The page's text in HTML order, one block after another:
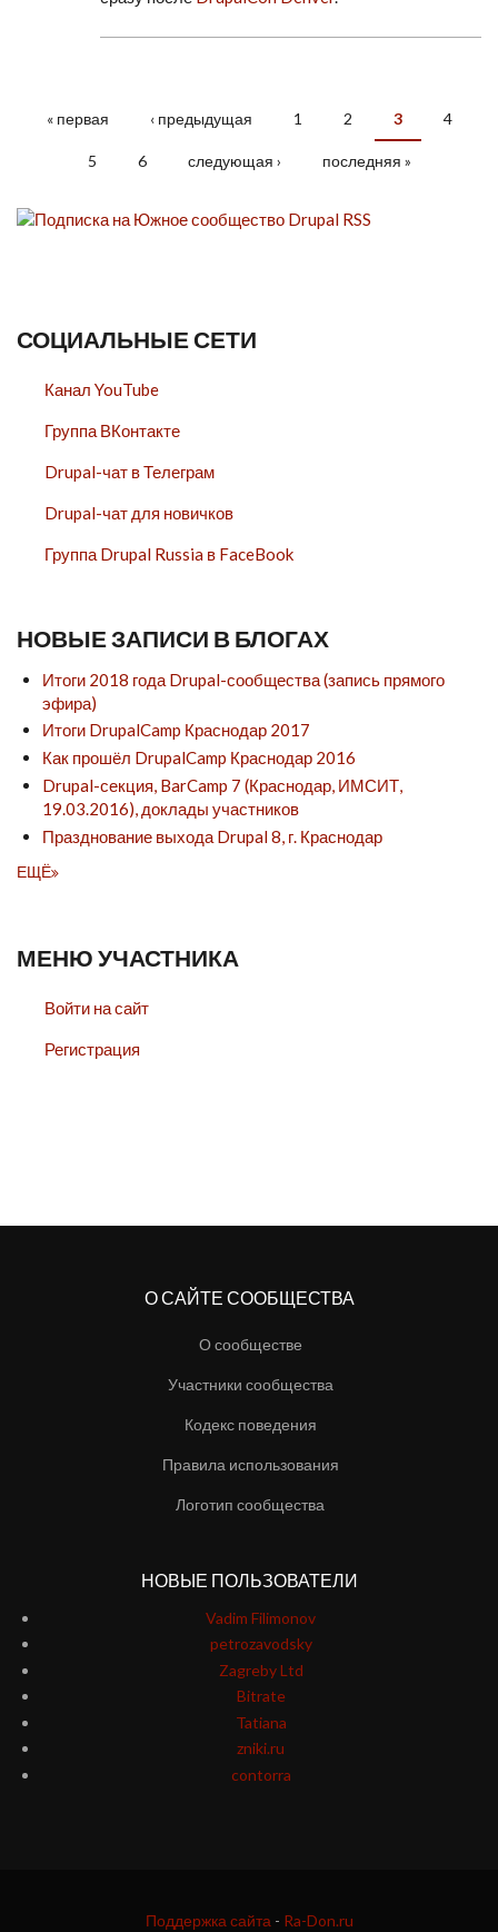
СТРАНИЦЫ
« первая ‹ предыдущая 1 2 3 4
5 6 следующая › последняя »
СОЦИАЛЬНЫЕ СЕТИ
Канал YouTube
Группа ВКонтакте
Drupal-чат в Телеграм
Drupal-чат для новичков
Группа Drupal Russia в FaceBook
НОВЫЕ ЗАПИСИ В БЛОГАХ
Итоги 2018 года Drupal-сообщества (запись прямого
эфира)
Итоги DrupalCamp Краснодар 2017
Как прошёл DrupalCamp Краснодар 2016
Drupal-секция, BarCamp 7 (Краснодар, ИМСИТ,
19.03.2016), доклады участников
Празднование выхода Drupal 8, г. Краснодар
ЕЩЁ
МЕНЮ УЧАСТНИКА
Войти на сайт
Регистрация
О САЙТЕ СООБЩЕСТВА
О сообществе
Участники сообщества
Кодекс поведения
Правила использования
Логотип сообщества
НОВЫЕ ПОЛЬЗОВАТЕЛИ
Vadim Filimonov
petrozavodsky
Zagreby Ltd
Bitrate
Tatiana
zniki.ru
contorra
Поддержка сайта- Ra-Don.ru